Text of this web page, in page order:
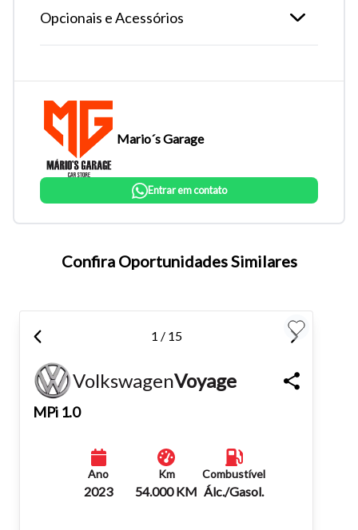
Tamanho do texto
atalhos Ctrl+ (para aumentar) e Ctrl- (para diminuir) no seu
teclado.
Fechar
Opcionais e Acessórios
Mario´s Garage
Entrar em contato
Confira Oportunidades Similares
1 / 15
VolkswagenVoyage
MPi 1.0
Ano
2023
Km
54.000 KM
Combustível
Álc./Gasol.